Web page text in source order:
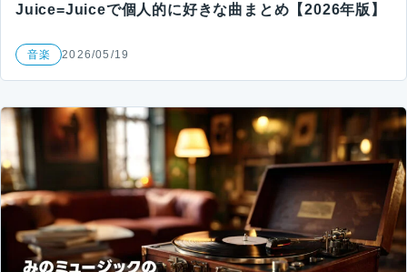
Juice=Juiceで個人的に好きな曲まとめ【2026年版】
音楽 2026/05/19